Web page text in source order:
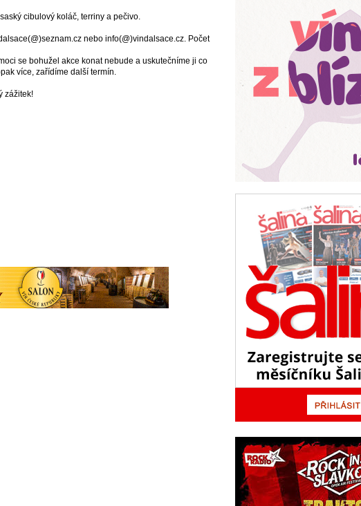
cibulový koláč, terriny a pečivo.
nebo info(@)vindalsace.cz. Počet
se bohužel akce konat nebude a uskutečníme ji co
více, zařídíme další termín.
zážitek!